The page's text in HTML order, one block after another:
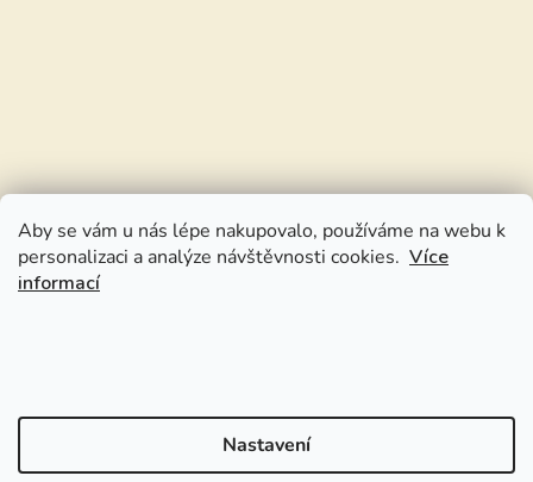
Aby se vám u nás lépe nakupovalo, používáme na webu k
personalizaci a analýze návštěvnosti cookies. Více
informací
Nastavení